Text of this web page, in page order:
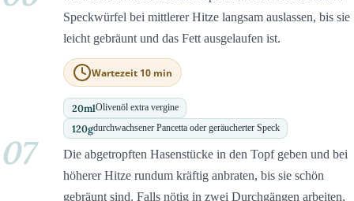
Speckwürfel bei mittlerer Hitze langsam auslassen, bis sie
leicht gebräunt und das Fett ausgelaufen ist.
Wartezeit 10 min
20mlOlivenöl extra vergine
120gdurchwachsener Pancetta oder geräucherter Speck
07
Die abgetropften Hasenstücke in den Topf geben und bei
höherer Hitze rundum kräftig anbraten, bis sie schön
gebräunt sind. Falls nötig in zwei Durchgängen arbeiten,